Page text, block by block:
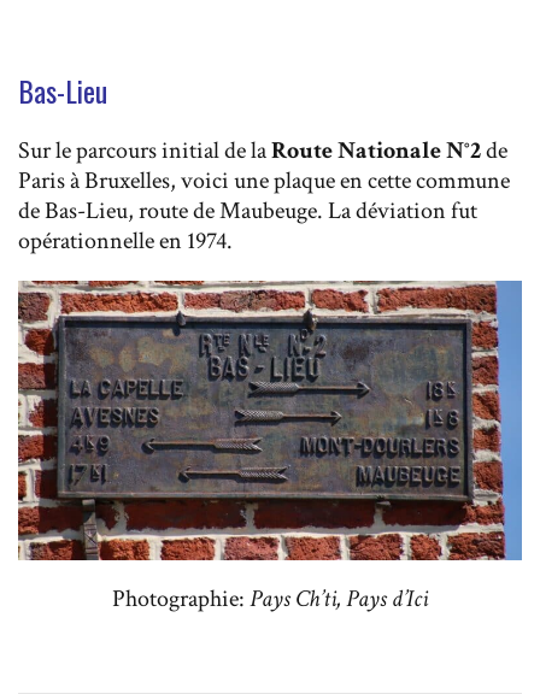
Bas-Lieu
Sur le parcours initial de laRoute Nationale N°2de
Paris à Bruxelles, voici une plaque en cette commune
de Bas-Lieu, route de Maubeuge. La déviation fut
opérationnelle en 1974.
Photographie:Pays Ch’ti, Pays d’Ici